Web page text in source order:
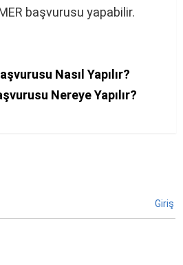
başvurusu yapabilir.
Nasıl Yapılır?
Nereye Yapılır?
Giriş